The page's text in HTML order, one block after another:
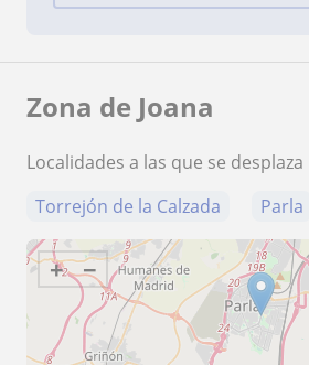
Zona de Joana
Localidades a las que se
Torrejón de la Calzada
Parla
+ −